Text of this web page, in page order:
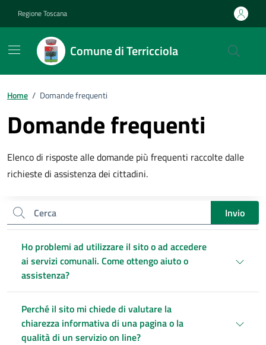
Regione Toscana
Comune di Terricciola
Home / Domande frequenti
Domande frequenti
Descrizione breve
Elenco di risposte alle domande più frequenti raccolte dalle
richieste di assistenza dei cittadini.
Cerca nel sito Invio
Ho problemi ad utilizzare il sito o ad accedere
ai servizi comunali. Come ottengo aiuto o
assistenza?
Perché il sito mi chiede di valutare la
chiarezza informativa di una pagina o la
qualità di un servizio on line?